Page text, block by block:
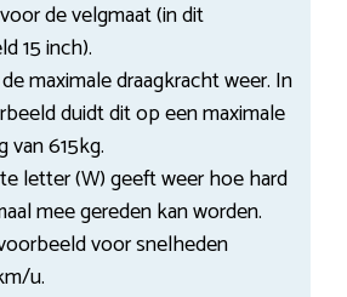
de velgmaat (in dit
15 inch).
maximale draagkracht weer. In
duidt dit op een maximale
van 615kg.
letter (W) geeft weer hoe hard
mee gereden kan worden.
voor snelheden
u.